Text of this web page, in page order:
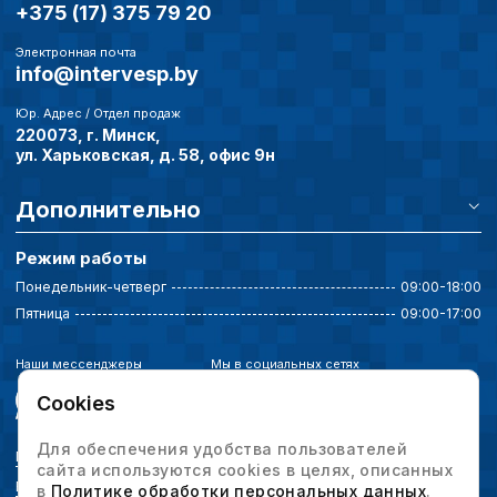
+375 (17) 375 79 20
Электронная почта
info@intervesp.by
Юр. Адрес / Отдел продаж
220073, г. Минск,
ул. Харьковская, д. 58, офис 9н
Дополнительно
Режим работы
Понедельник-четверг
09:00-18:00
Пятница
09:00-17:00
Наши мессенджеры Мы в социальных сетях
Политика конфиденциальности
Выбор настроек cookie
Cookies
Для обеспечения удобства пользователей
сайта используются cookies в целях, описанных
в Политике обработки персональных данных.